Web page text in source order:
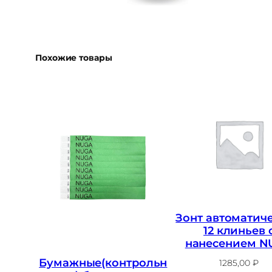
Похожие товары
Бумажные(контрольн
Зонт
12 клиньев
нанесением
1285,00 ₽